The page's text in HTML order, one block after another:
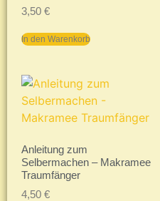
3,50 €
In den Warenkorb
Anleitung zum
Selbermachen – Makramee
Traumfänger
4,50 €